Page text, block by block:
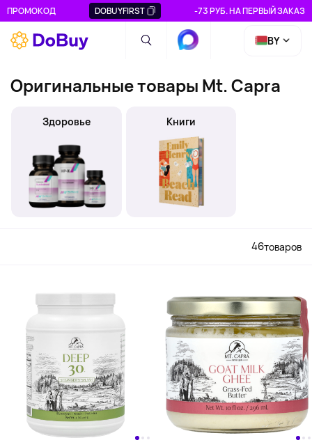
ПРОМОКОД DOBUYFIRST -73 РУБ. НА ПЕРВЫЙ ЗАКАЗ
BY
Оригинальные товары Mt. Capra
Здоровье Книги
46товаров